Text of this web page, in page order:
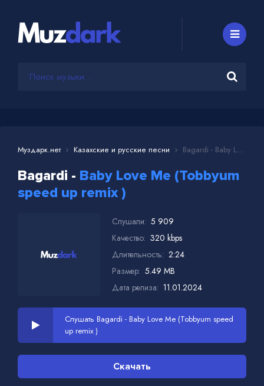
Муздарк.нет Казахские и русские песни Bagardi - Baby Love Me (Tobbyum speed up remix )
Bagardi - Baby Love Me (Tobbyum
speed up remix )
Слушали: 5 909
Качество: 320 kbps
Длительность: 2:24
Размер: 5.49 MB
Дата релиза: 11.01.2024
Слушать Bagardi - Baby Love Me (Tobbyum speed
up remix )
Скачать